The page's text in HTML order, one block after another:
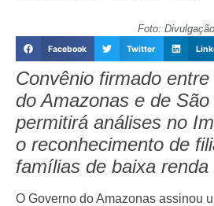
Foto: Divulgação
Facebook Twitter
Convênio firmado
do Amazonas e de
permitirá análises no
o reconhecimento de
famílias de baixa renda
O Governo do Amazonas assinou